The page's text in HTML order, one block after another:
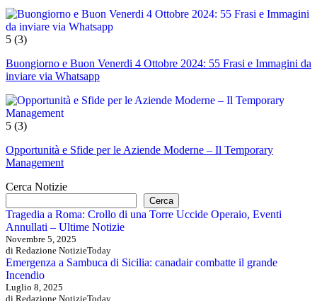
5 (3)
Buongiorno e Buon Venerdi 4 Ottobre 2024: 55 Frasi e Immagini da
inviare via Whatsapp
5 (3)
Opportunità e Sfide per le Aziende Moderne – Il Temporary
Management
Cerca Notizie
Cerca
Tragedia a Roma: Crollo di una Torre Uccide Operaio, Eventi
Annullati – Ultime Notizie
Novembre 5, 2025
di Redazione NotizieToday
Emergenza a Sambuca di Sicilia: canadair combatte il grande
Incendio
Luglio 8, 2025
di Redazione NotizieToday